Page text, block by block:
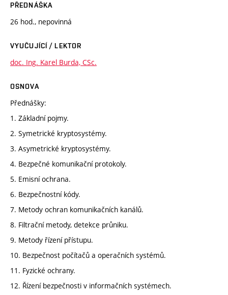
PŘEDNÁŠKA
26 hod., nepovinná
VYUČUJÍCÍ / LEKTOR
doc. Ing. Karel Burda, CSc.
OSNOVA
Přednášky:
1. Základní pojmy.
2. Symetrické kryptosystémy.
3. Asymetrické kryptosystémy.
4. Bezpečné komunikační protokoly.
5. Emisní ochrana.
6. Bezpečnostní kódy.
7. Metody ochran komunikačních kanálů.
8. Filtrační metody, detekce průniku.
9. Metody řízení přístupu.
10. Bezpečnost počítačů a operačních systémů.
11. Fyzické ochrany.
12. Řízení bezpečnosti v informačních systémech.